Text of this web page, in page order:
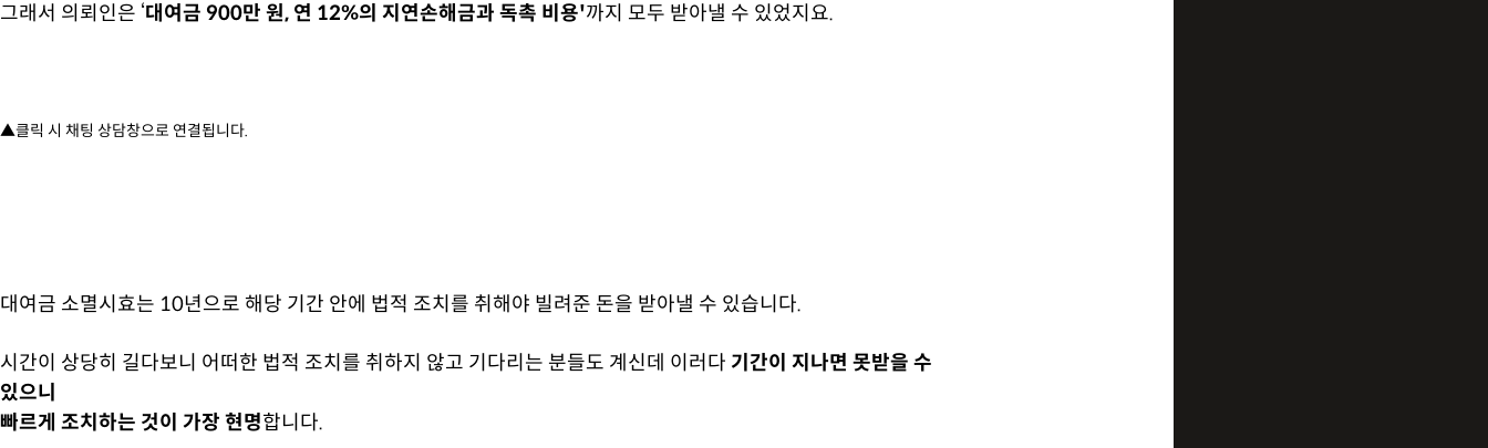
그래서 의뢰인은 ‘대여금 900만 원, 연 12%의 지연손해금과 독촉 비용'까지 모두 받아낼 수 있었지요.
▲클릭 시 채팅 상담창으로 연결됩니다.
대여금 소멸시효는 10년으로 해당 기간 안에 법적 조치를 취해야 빌려준 돈을 받아낼 수 있습니다.
시간이 상당히 길다보니 어떠한 법적 조치를 취하지 않고 기다리는 분들도 계신데 이러다 기간이 지나면 못받을 수
있으니
빠르게 조치하는 것이 가장 현명합니다.